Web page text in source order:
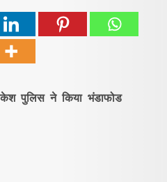
पुलिस ने किया भंडाफोड